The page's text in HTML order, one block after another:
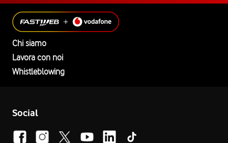
Chi siamo
Lavora con noi
Whistleblowing
Social